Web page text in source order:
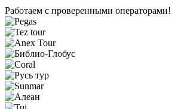
Работаем с проверенными операторами!